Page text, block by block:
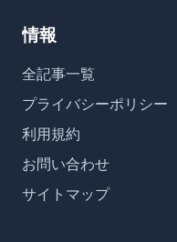
情報
全記事一覧
プライバシーポリシー
利用規約
お問い合わせ
サイトマップ